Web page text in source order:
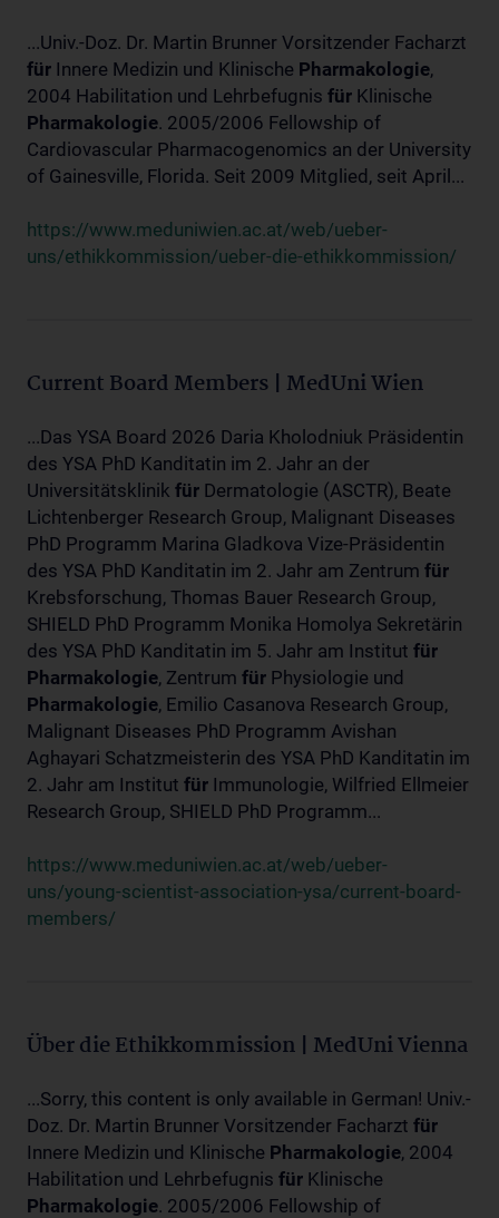
...Univ.-Doz. Dr. Martin Brunner Vorsitzender Facharzt
für Innere Medizin und Klinische Pharmakologie,
2004 Habilitation und Lehrbefugnis für Klinische
Pharmakologie. 2005/2006 Fellowship of
Cardiovascular Pharmacogenomics an der University
of Gainesville, Florida. Seit 2009 Mitglied, seit April...
https://www.meduniwien.ac.at/web/ueber-
uns/ethikkommission/ueber-die-ethikkommission/
Current Board Members | MedUni Wien
...Das YSA Board 2026 Daria Kholodniuk Präsidentin
des YSA PhD Kanditatin im 2. Jahr an der
Universitätsklinik für Dermatologie (ASCTR), Beate
Lichtenberger Research Group, Malignant Diseases
PhD Programm Marina Gladkova Vize-Präsidentin
des YSA PhD Kanditatin im 2. Jahr am Zentrum für
Krebsforschung, Thomas Bauer Research Group,
SHIELD PhD Programm Monika Homolya Sekretärin
des YSA PhD Kanditatin im 5. Jahr am Institut für
Pharmakologie, Zentrum für Physiologie und
Pharmakologie, Emilio Casanova Research Group,
Malignant Diseases PhD Programm Avishan
Aghayari Schatzmeisterin des YSA PhD Kanditatin im
2. Jahr am Institut für Immunologie, Wilfried Ellmeier
Research Group, SHIELD PhD Programm...
https://www.meduniwien.ac.at/web/ueber-
uns/young-scientist-association-ysa/current-board-
members/
Über die Ethikkommission | MedUni Vienna
...Sorry, this content is only available in German! Univ.-
Doz. Dr. Martin Brunner Vorsitzender Facharzt für
Innere Medizin und Klinische Pharmakologie, 2004
Habilitation und Lehrbefugnis für Klinische
Pharmakologie. 2005/2006 Fellowship of